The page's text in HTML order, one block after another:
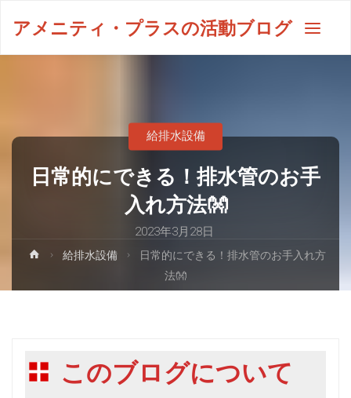
アメニティ・プラスの活動ブログ
日常的にできる！排水管のお手
入れ方法👐
2023年3月28日
給排水設備
給排水設備
日常的にできる！排水管のお手入れ方
法👐
このブログについて